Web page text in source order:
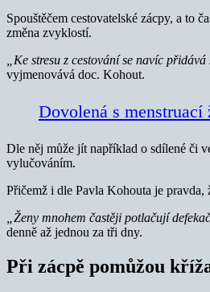
Spouštěčem cestovatelské zácpy, a
změna zvyklostí.
„Ke stresu z cestování se navíc
vyjmenovává doc. Kohout.
Dovolená s
Dle něj může jít například o sdílené či
vylučováním.
Přičemž i dle Pavla Kohouta je pravda,
„Ženy mnohem častěji potlačují
denně až jednou za tři dny.
Při zácpě pomůžou